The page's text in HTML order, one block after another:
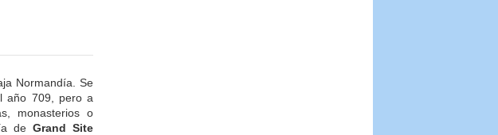
Normandía. Se
año 709, pero a
monasterios o
deGrand Site